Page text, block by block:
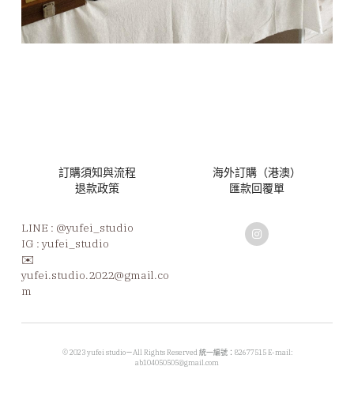
訂購須知與流程
退款政策
海外訂購（港澳）
匯款回覆單
LINE : @yufei_studio
IG : yufei_studio
✉️
yufei.studio.2022@gmail.co
m
ab104050505@gmail.com